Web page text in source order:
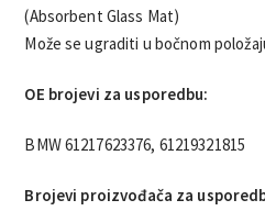
(Absorbent Glass Mat)
Može se ugraditi u bočnom
OE brojevi za usporedbu:
BMW 61217623376, 61219321815
Brojevi proizvođača za